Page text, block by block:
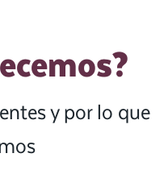
y por lo que